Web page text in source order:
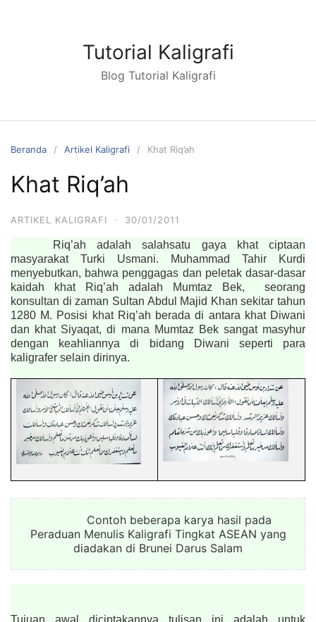
Tutorial Kaligrafi
Blog Tutorial Kaligrafi
Beranda Artikel Kaligrafi Khat Riq’ah
Khat Riq’ah
ARTIKEL KALIGRAFI · 30/01/2011
Riq’ah adalah salahsatu gaya khat ciptaan
masyarakat Turki Usmani. Muhammad Tahir Kurdi
menyebutkan, bahwa penggagas dan peletak dasar-dasar
kaidah khat Riq’ah adalah Mumtaz Bek, seorang
konsultan di zaman Sultan Abdul Majid Khan sekitar tahun
1280 M. Posisi khat Riq’ah berada di antara khat Diwani
dan khat Siyaqat, di mana Mumtaz Bek sangat masyhur
dengan keahliannya di bidang Diwani seperti para
kaligrafer selain dirinya.
Contoh beberapa karya hasil pada
Peraduan Menulis Kaligrafi Tingkat ASEAN yang
diadakan di Brunei Darus Salam
Tujuan awal diciptakannya tulisan ini adalah untuk